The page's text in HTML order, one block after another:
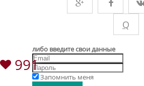
Q
либо введите свои данные
Запомнить меня
991